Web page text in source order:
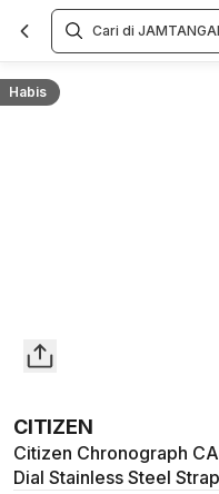
Habis
CITIZEN
Citizen Chronograph
Dial Stainless Steel Strap
Overview